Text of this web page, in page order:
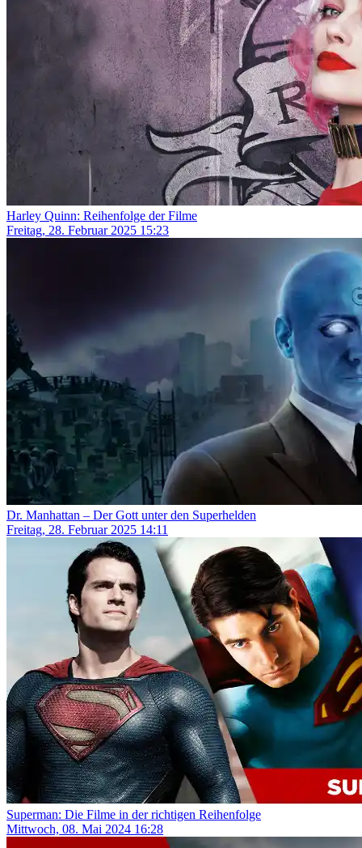
Harley Quinn: Reihenfolge der Filme
Freitag, 28. Februar 2025 15:23
Dr. Manhattan – Der Gott unter den Superhelden
Freitag, 28. Februar 2025 14:11
Superman: Die Filme in der richtigen Reihenfolge
Mittwoch, 08. Mai 2024 16:28